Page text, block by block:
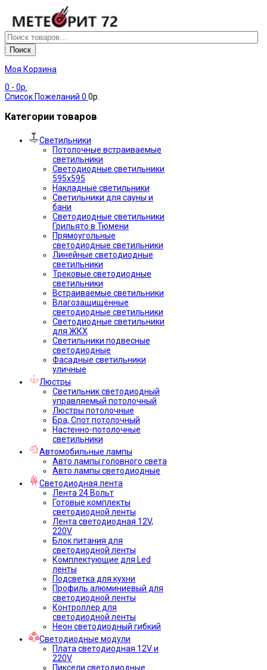
Поиск
Моя Корзина
0 - 0р.
Список Пожеланий 0 0р.
Категории товаров
Светильники
Потолочные встраиваемые
светильники
Светодиодные светильники
595х595
Накладные светильники
Светильники для сауны и
бани
Светодиодные светильники
Грильято в Тюмени
Прямоугольные
светодиодные светильники
Линейные светодиодные
светильники
Трековые светодиодные
светильники
Встраиваемые светильники
Влагозащищённые
светодиодные светильники
Светодиодные светильники
для ЖКХ
Светильники подвесные
светодиодные
Фасадные светильники
уличные
Люстры
Светильник светодиодный
управляемый потолочный
Люстры потолочные
Бра, Спот потолочный
Настенно-потолочные
светильники
Автомобильные лампы
Авто лампы головного света
Авто лампы светодиодные
Светодиодная лента
Лента 24 Вольт
Готовые комплекты
светодиодной ленты
Лента светодиодная 12V,
220V
Блок питания для
светодиодной ленты
Комплектующие для Led
ленты
Подсветка для кухни
Профиль алюминиевый для
светодиодной ленты
Контроллер для
светодиодной ленты
Неон светодиодный гибкий
Светодиодные модули
Плата светодиодная 12V и
220V
Пиксели светодиодные